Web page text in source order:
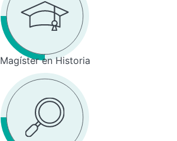
Magíster en Historia